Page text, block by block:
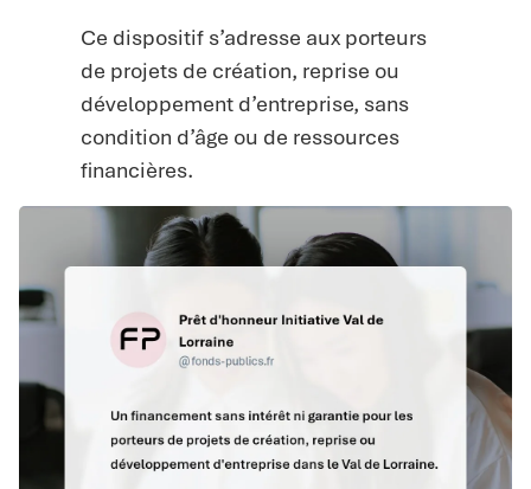
Ce dispositif s’adresse aux porteurs
de projets de création, reprise ou
développement d’entreprise, sans
condition d’âge ou de ressources
financières.